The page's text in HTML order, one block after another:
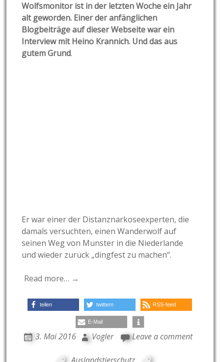
Wolfsmonitor ist in der letzten Woche ein Jahr
alt geworden. Einer der anfänglichen
Blogbeiträge auf dieser Webseite war ein
Interview mit Heino Krannich. Und das aus
gutem Grund.
Er war einer der Distanznarkoseexperten, die
damals versuchten, einen Wanderwolf auf
seinen Weg von Munster in die Niederlande
und wieder zurück „dingfest zu machen“.
Read more… →
teilen twittern RSS-feed
E-Mail
3. Mai 2016 Vogler Leave a comment